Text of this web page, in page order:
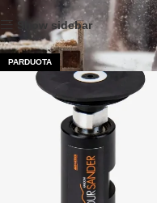
Show sidebar
PARDUOTA